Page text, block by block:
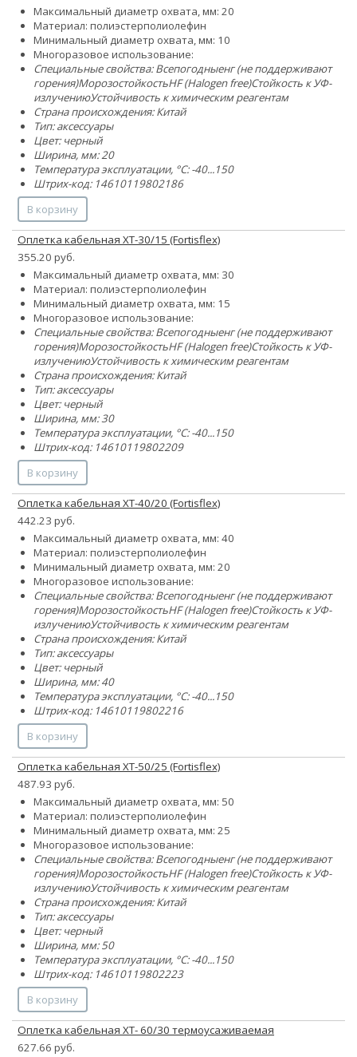
Максимальный диаметр охвата, мм: 20
Материал: полиэстерполиолефин
Минимальный диаметр охвата, мм: 10
Многоразовое использование:
Специальные свойства:Всепогодныенг (не поддерживают
горения)МорозостойкостьHF (Halogen free)Стойкость к УФ-
излучениюУстойчивость к химическим реагентам
Страна происхождения: Китай
Тип: аксессуары
Цвет: черный
Ширина, мм: 20
Температура эксплуатации, °C: -40...150
Штрих-код: 14610119802186
В корзину
Оплетка кабельная XT-30/15 (Fortisflex)
355.20 руб.
Максимальный диаметр охвата, мм: 30
Материал: полиэстерполиолефин
Минимальный диаметр охвата, мм: 15
Многоразовое использование:
Специальные свойства:Всепогодныенг (не поддерживают
горения)МорозостойкостьHF (Halogen free)Стойкость к УФ-
излучениюУстойчивость к химическим реагентам
Страна происхождения: Китай
Тип: аксессуары
Цвет: черный
Ширина, мм: 30
Температура эксплуатации, °C: -40...150
Штрих-код: 14610119802209
В корзину
Оплетка кабельная XT-40/20 (Fortisflex)
442.23 руб.
Максимальный диаметр охвата, мм: 40
Материал: полиэстерполиолефин
Минимальный диаметр охвата, мм: 20
Многоразовое использование:
Специальные свойства:Всепогодныенг (не поддерживают
горения)МорозостойкостьHF (Halogen free)Стойкость к УФ-
излучениюУстойчивость к химическим реагентам
Страна происхождения: Китай
Тип: аксессуары
Цвет: черный
Ширина, мм: 40
Температура эксплуатации, °C: -40...150
Штрих-код: 14610119802216
В корзину
Оплетка кабельная XT-50/25 (Fortisflex)
487.93 руб.
Максимальный диаметр охвата, мм: 50
Материал: полиэстерполиолефин
Минимальный диаметр охвата, мм: 25
Многоразовое использование:
Специальные свойства:Всепогодныенг (не поддерживают
горения)МорозостойкостьHF (Halogen free)Стойкость к УФ-
излучениюУстойчивость к химическим реагентам
Страна происхождения: Китай
Тип: аксессуары
Цвет: черный
Ширина, мм: 50
Температура эксплуатации, °C: -40...150
Штрих-код: 14610119802223
В корзину
Оплетка кабельная XT- 60/30 термоусаживаемая
627.66 руб.